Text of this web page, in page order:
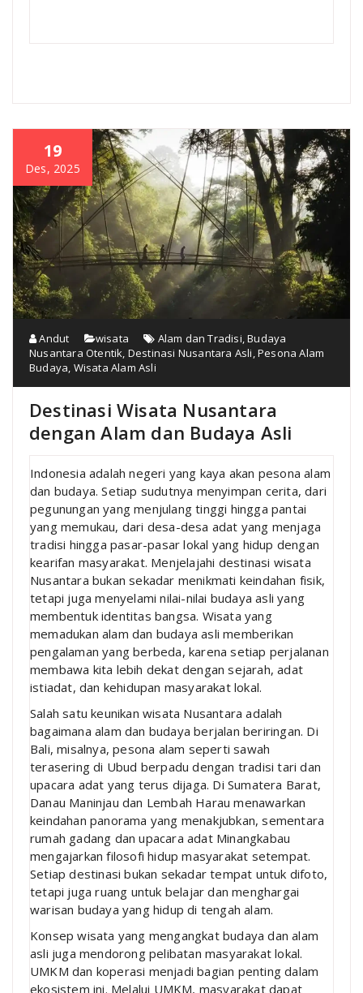
19
Des, 2025
Andut wisata Alam dan Tradisi ,Budaya
Nusantara Otentik Destinasi Nusantara Asli ,Pesona Alam
Budaya Wisata Alam Asli
Destinasi Wisata Nusantara
dengan Alam dan Budaya Asli
Indonesia adalah negeri yang kaya akan pesona alam
dan budaya. Setiap sudutnya menyimpan cerita, dari
pegunungan yang menjulang tinggi hingga pantai
yang memukau, dari desa-desa adat yang menjaga
tradisi hingga pasar-pasar lokal yang hidup dengan
kearifan masyarakat. Menjelajahi destinasi wisata
Nusantara bukan sekadar menikmati keindahan fisik,
tetapi juga menyelami nilai-nilai budaya asli yang
membentuk identitas bangsa. Wisata yang
memadukan alam dan budaya asli memberikan
pengalaman yang berbeda, karena setiap perjalanan
membawa kita lebih dekat dengan sejarah, adat
istiadat, dan kehidupan masyarakat lokal.
Salah satu keunikan wisata Nusantara adalah
bagaimana alam dan budaya berjalan beriringan. Di
Bali, misalnya, pesona alam seperti sawah
terasering di Ubud berpadu dengan tradisi tari dan
upacara adat yang terus dijaga. Di Sumatera Barat,
Danau Maninjau dan Lembah Harau menawarkan
keindahan panorama yang menakjubkan, sementara
rumah gadang dan upacara adat Minangkabau
mengajarkan filosofi hidup masyarakat setempat.
Setiap destinasi bukan sekadar tempat untuk difoto,
tetapi juga ruang untuk belajar dan menghargai
warisan budaya yang hidup di tengah alam.
Konsep wisata yang mengangkat budaya dan alam
asli juga mendorong pelibatan masyarakat lokal.
UMKM dan koperasi menjadi bagian penting dalam
ekosistem ini. Melalui UMKM, masyarakat dapat